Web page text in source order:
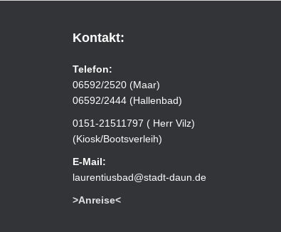
Kontakt:
Telefon:
06592/2520 (Maar)
06592/2444 (Hallenbad)
0151-21511797 ( Herr Vilz)
(Kiosk/Bootsverleih)
E-Mail:
laurentiusbad@stadt-daun.de
>Anreise<